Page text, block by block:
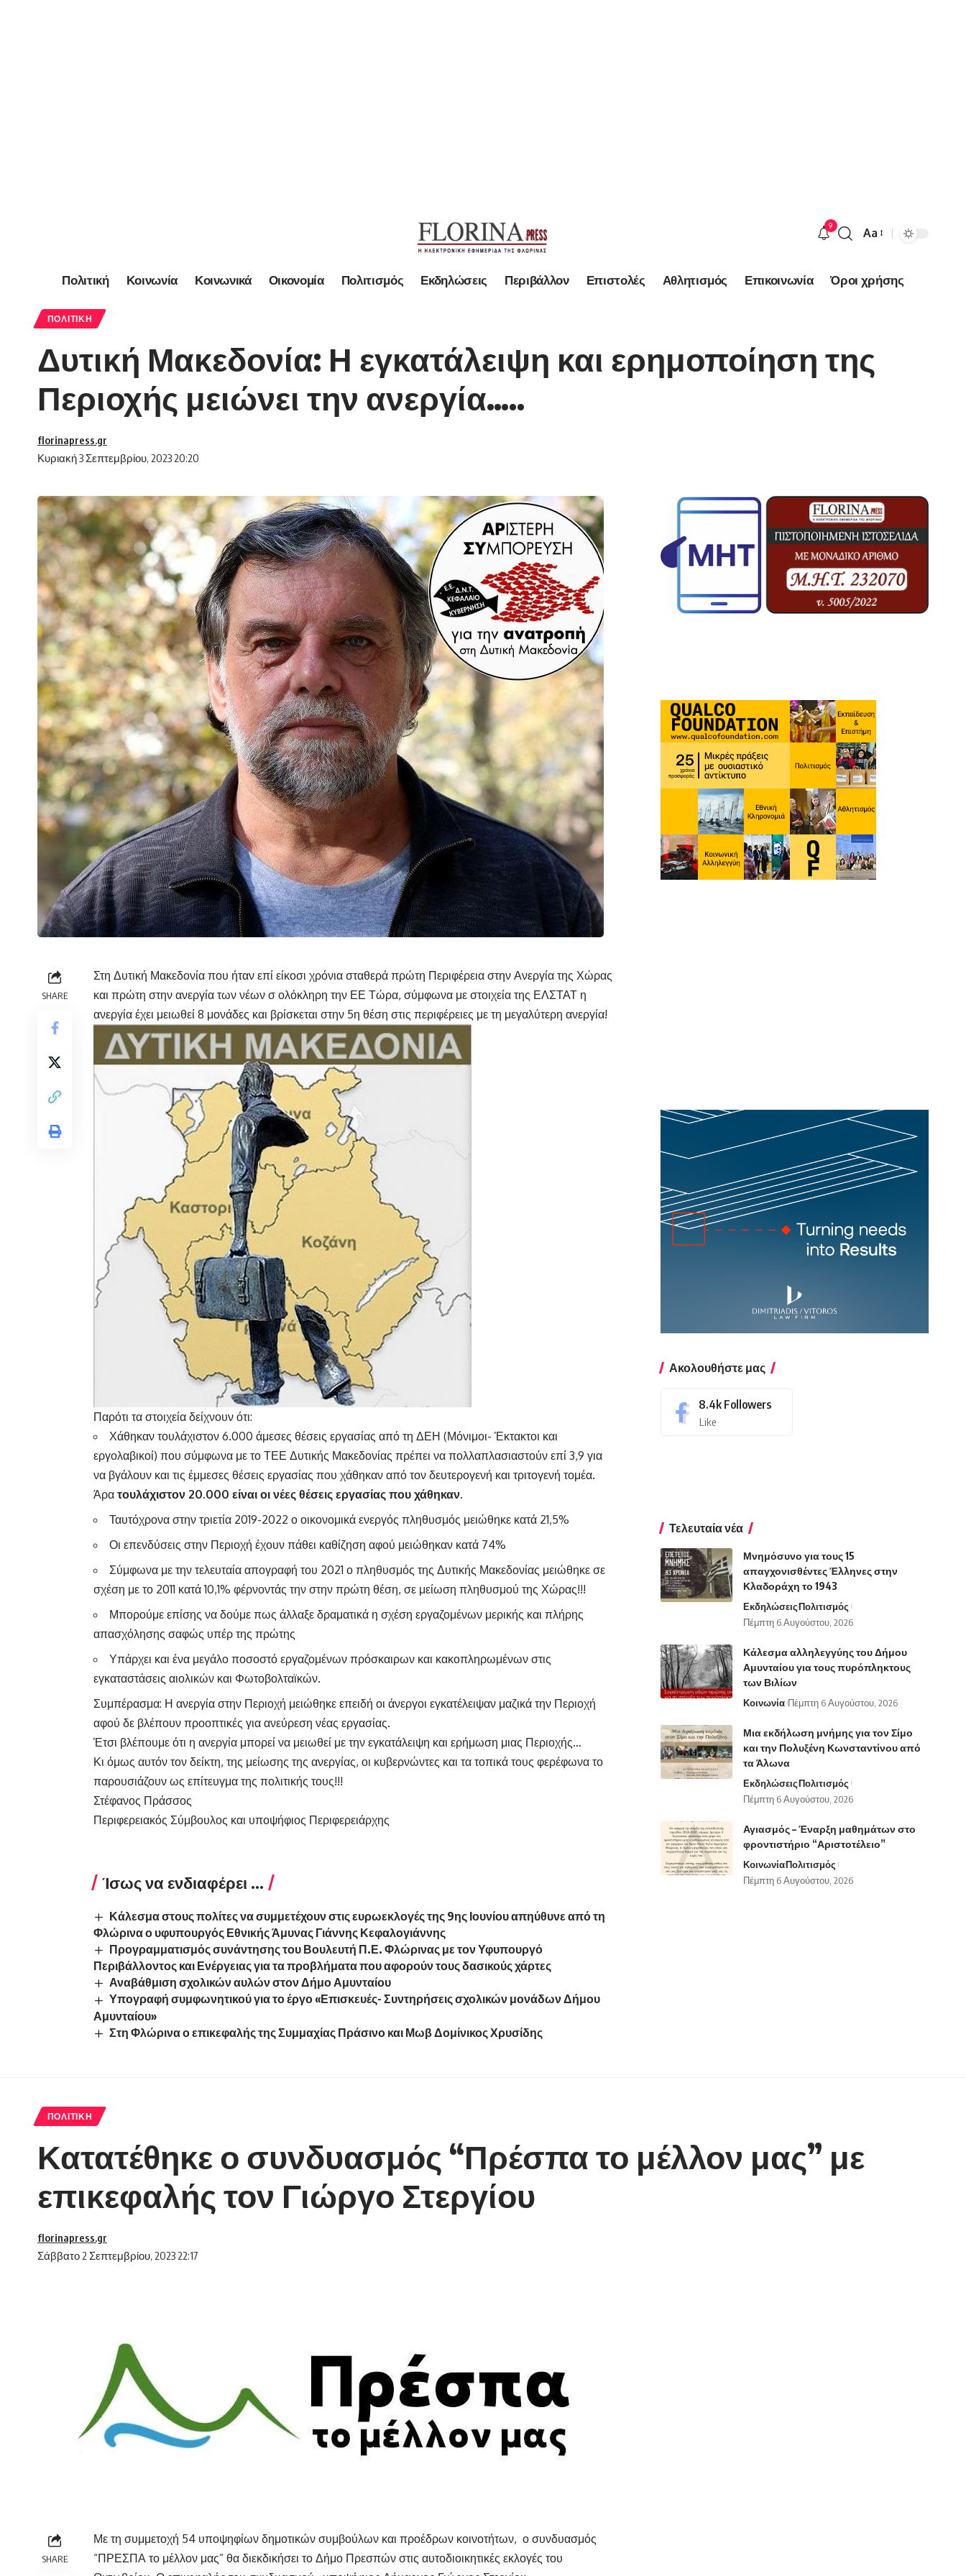
9
Font
Aa
Πολιτική Κοινωνία Κοινωνικά Οικονομία Πολιτισμός Εκδηλώσεις Περιβάλλον Επιστολές Αθλητισμός Επικοινωνία Όροι χρήσης
ΠΟΛΙΤΙΚΉ
Δυτική Μακεδονία: Η εγκατάλειψη και ερημοποίηση της
Περιοχής μειώνει την ανεργία…..
Κυριακή 3 Σεπτεμβρίου, 2023 20:20
florinapress.gr
SHARE
Στη Δυτική Μακεδονία που ήταν επί είκοσι χρόνια σταθερά πρώτη Περιφέρεια στην Ανεργία της Χώρας
και πρώτη στην ανεργία των νέων σ ολόκληρη την ΕΕ Τώρα, σύμφωνα με στοιχεία της ΕΛΣΤΑΤ η
ανεργία έχει μειωθεί 8 μονάδες και βρίσκεται στην 5η θέση στις περιφέρειες με τη μεγαλύτερη ανεργία!
Παρότι τα στοιχεία δείχνουν ότι:
Χάθηκαν τουλάχιστον 6.000 άμεσες θέσεις εργασίας από τη ΔΕΗ (Μόνιμοι- Έκτακτοι και
εργολαβικοί) που σύμφωνα με το ΤΕΕ Δυτικής Μακεδονίας πρέπει να πολλαπλασιαστούν επί 3,9 για
να βγάλουν και τις έμμεσες θέσεις εργασίας που χάθηκαν από τον δευτερογενή και τριτογενή τομέα.
Άρα τουλάχιστον 20.000 είναι οι νέες θέσεις εργασίας που χάθηκαν.
Ταυτόχρονα στην τριετία 2019-2022 ο οικονομικά ενεργός πληθυσμός μειώθηκε κατά 21,5%
Οι επενδύσεις στην Περιοχή έχουν πάθει καθίζηση αφού μειώθηκαν κατά 74%
Σύμφωνα με την τελευταία απογραφή του 2021 ο πληθυσμός της Δυτικής Μακεδονίας μειώθηκε σε
σχέση με το 2011 κατά 10,1% φέρνοντάς την στην πρώτη θέση, σε μείωση πληθυσμού της Χώρας!!!
Μπορούμε επίσης να δούμε πως άλλαξε δραματικά η σχέση εργαζομένων μερικής και πλήρης
απασχόλησης σαφώς υπέρ της πρώτης
Υπάρχει και ένα μεγάλο ποσοστό εργαζομένων πρόσκαιρων και κακοπληρωμένων στις
εγκαταστάσεις αιολικών και Φωτοβολταϊκών.
Συμπέρασμα: Η ανεργία στην Περιοχή μειώθηκε επειδή οι άνεργοι εγκατέλειψαν μαζικά την Περιοχή
αφού δε βλέπουν προοπτικές για ανεύρεση νέας εργασίας.
Έτσι βλέπουμε ότι η ανεργία μπορεί να μειωθεί με την εγκατάλειψη και ερήμωση μιας Περιοχής…
Κι όμως αυτόν τον δείκτη, της μείωσης της ανεργίας, οι κυβερνώντες και τα τοπικά τους φερέφωνα το
παρουσιάζουν ως επίτευγμα της πολιτικής τους!!!
Στέφανος Πράσσος
Περιφερειακός Σύμβουλος και υποψήφιος Περιφερειάρχης
Ίσως να ενδιαφέρει ...
Κάλεσμα στους πολίτες να συμμετέχουν στις ευρωεκλογές της 9ης Ιουνίου απηύθυνε από τη
Φλώρινα ο υφυπουργός Εθνικής Άμυνας Γιάννης Κεφαλογιάννης
Προγραμματισμός συνάντησης του Βουλευτή Π.Ε. Φλώρινας με τον Υφυπουργό
Περιβάλλοντος και Ενέργειας για τα προβλήματα που αφορούν τους δασικούς χάρτες
Αναβάθμιση σχολικών αυλών στον Δήμο Αμυνταίου
Υπογραφή συμφωνητικού για το έργο «Επισκευές- Συντηρήσεις σχολικών μονάδων Δήμου
Αμυνταίου»
Στη Φλώρινα ο επικεφαλής της Συμμαχίας Πράσινο και Μωβ Δομίνικος Χρυσίδης
Ακολουθήστε μας
8.4k Followers
Like
Τελευταία νέα
Μνημόσυνο για τους 15
απαγχονισθέντες Έλληνες στην
Κλαδοράχη το 1943
ΕκδηλώσειςΠολιτισμός
Πέμπτη 6 Αυγούστου, 2026
Κάλεσμα αλληλεγγύης του Δήμου
Αμυνταίου για τους πυρόπληκτους
των Βιλίων
Κοινωνία Πέμπτη 6 Αυγούστου, 2026
Μια εκδήλωση μνήμης για τον Σίμο
και την Πολυξένη Κωνσταντίνου από
τα Άλωνα
ΕκδηλώσειςΠολιτισμός
Πέμπτη 6 Αυγούστου, 2026
Αγιασμός – Έναρξη μαθημάτων στο
φροντιστήριο “Αριστοτέλειο”
ΚοινωνίαΠολιτισμός
Πέμπτη 6 Αυγούστου, 2026
ΠΟΛΙΤΙΚΉ
Κατατέθηκε ο συνδυασμός “Πρέσπα το μέλλον μας” με
επικεφαλής τον Γιώργο Στεργίου
Σάββατο 2 Σεπτεμβρίου, 2023 22:17
florinapress.gr
SHARE
Με τη συμμετοχή 54 υποψηφίων δημοτικών συμβούλων και προέδρων κοινοτήτων, ο συνδυασμός
“ΠΡΕΣΠΑ το μέλλον μας” θα διεκδικήσει το Δήμο Πρεσπών στις αυτοδιοικητικές εκλογές του